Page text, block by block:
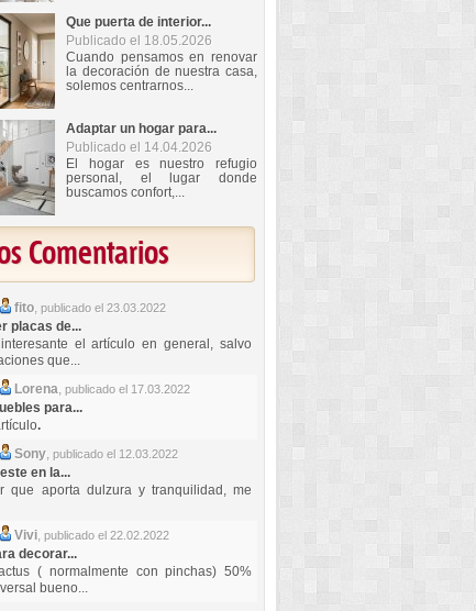
Que puerta de interior...
Publicado el 18.05.2026
Cuando pensamos en renovar
la decoración de nuestra casa,
solemos centrarnos...
Adaptar un hogar para...
Publicado el 14.04.2026
El hogar es nuestro refugio
personal, el lugar donde
buscamos confort,...
Comentarios
fito, publicado el 23.03.2022
placas de...
el artículo en general, salvo
que...
Lorena, publicado el 17.03.2022
para...
.
Sony, publicado el 12.03.2022
en la...
que aporta dulzura y tranquilidad, me
Vivi, publicado el 22.02.2022
decorar...
( normalmente con pinchas) 50%
bueno...